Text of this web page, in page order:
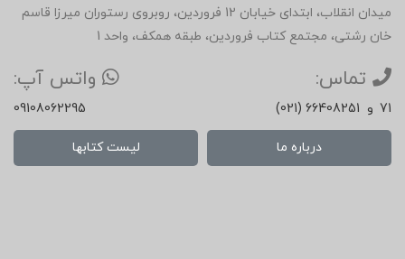
میدان انقلاب، ابتدای خیابان 12 فروردین، روبروی رستوران میرزا قاسم
خان رشتی، مجتمع کتاب فروردین، طبقه همکف، واحد 1
تماس:
(021) 66408251 و 71
واتس آپ:
09108062295
درباره ما لیست کتابها